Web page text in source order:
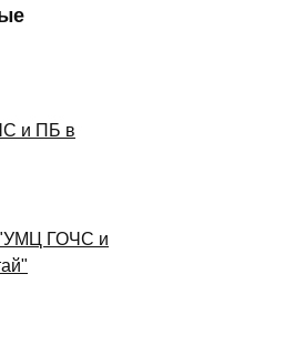
и ПБ в
ГОЧС и